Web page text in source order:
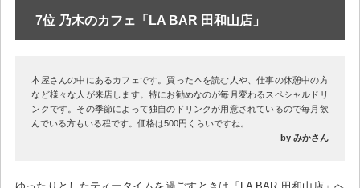
7位 乃木のカフェ「LA BAR 田和山店」
本屋さんの中にあるカフェです。買った本を読む人や、仕事の休憩中の方
など様々な人が来店します。特にお勧めなのが毎月変わるスペシャルドリ
ンクです。その季節によって独自のドリンクが用意されているので毎月飲
んでいる方もいる程です。価格は500円くらいですね。
by みかさん